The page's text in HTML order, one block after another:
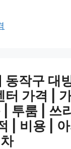
동작구 대
가격 |
| 투룸 | 쓰
| 비용 |